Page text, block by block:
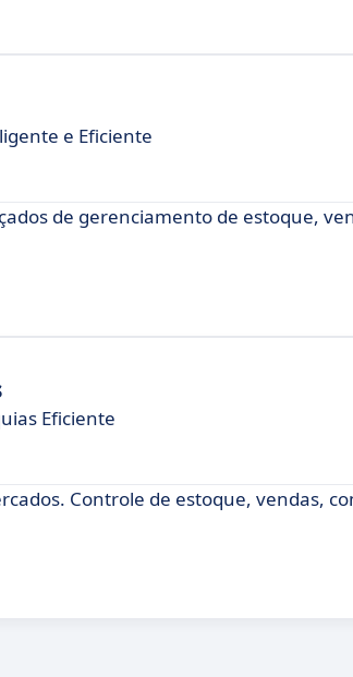
e Eficiente
de gerenciamento de estoque,
Eficiente
Controle de estoque, vendas,